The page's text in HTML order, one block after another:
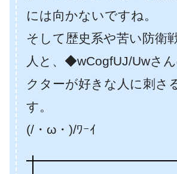
には向かないですね。
そして歴史系や苦い防衛
人と、◆wCogfUJ/Uwさ
クターが好きな人に刺さ
す。
(/・ω・)/ﾜｰｲ